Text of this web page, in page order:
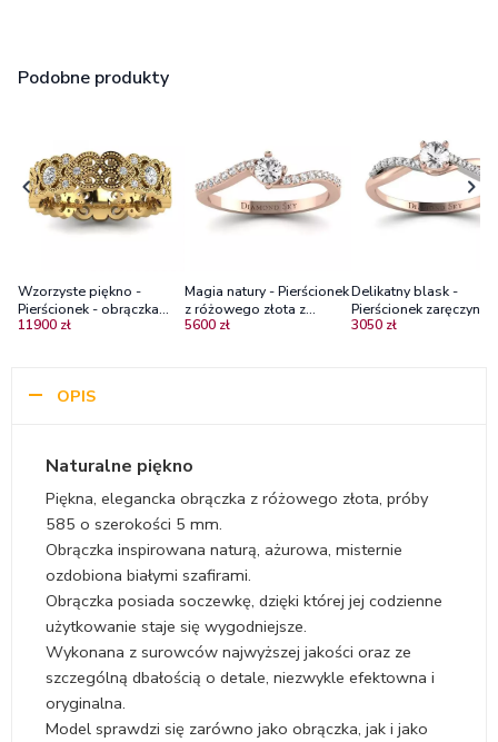
Podobne produkty
Wzorzyste piękno -
Pierścionek - obrączka
Diamond Sky z żółtego
11900 zł
Magia natury - Pierścionek
z różowego złota z
białymi szafirami
5600 zł
Delikatny blask -
Pierścionek
różowego i białego
3050 zł
OPIS
Naturalne piękno
Piękna, elegancka obrączka z różowego złota, próby
585 o szerokości 5 mm.
Obrączka inspirowana naturą, ażurowa, misternie
ozdobiona białymi szafirami.
Obrączka posiada soczewkę, dzięki której jej codzienne
użytkowanie staje się wygodniejsze.
Wykonana z surowców najwyższej jakości oraz ze
szczególną dbałością o detale, niezwykle efektowna i
oryginalna.
Model sprawdzi się zarówno jako obrączka, jak i jako